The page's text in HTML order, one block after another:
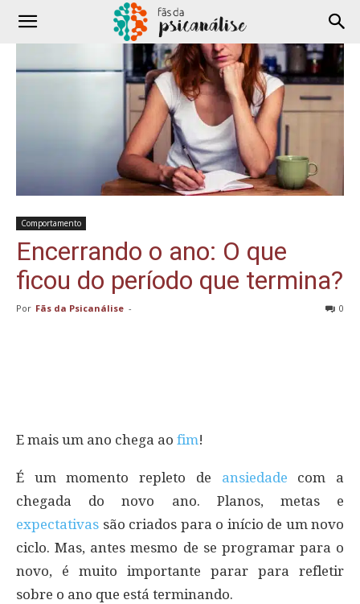
Comportamento
Encerrando o ano: O que
ficou do período que termina?
Por Fãs da Psicanálise - 0
E mais um ano chega ao fim!
É um momento repleto de ansiedade com a
chegada do novo ano. Planos, metas e
expectativas são criados para o início de um novo
ciclo. Mas, antes mesmo de se programar para o
novo, é muito importante parar para refletir
sobre o ano que está terminando.